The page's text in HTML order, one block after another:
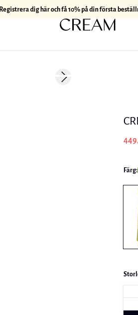
Registrera dig här och få 10% på din första
Next slide
Färg: